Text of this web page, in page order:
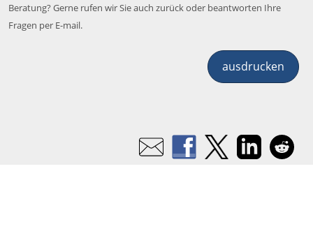
Beratung? Gerne rufen wir Sie auch zurück oder beantworten Ihre
Fragen per E-mail.
ausdrucken